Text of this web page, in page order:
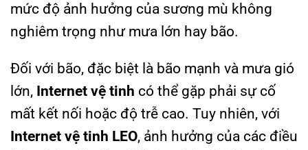
mức độ ảnh hưởng của sương mù không
nghiêm trọng như mưa lớn hay bão.
Đối với bão, đặc biệt là bão mạnh và mưa gió
lớn, Internet vệ tinh có thể gặp phải sự cố
mất kết nối hoặc độ trễ cao. Tuy nhiên, với
Internet vệ tinh LEO, ảnh hưởng của các điều